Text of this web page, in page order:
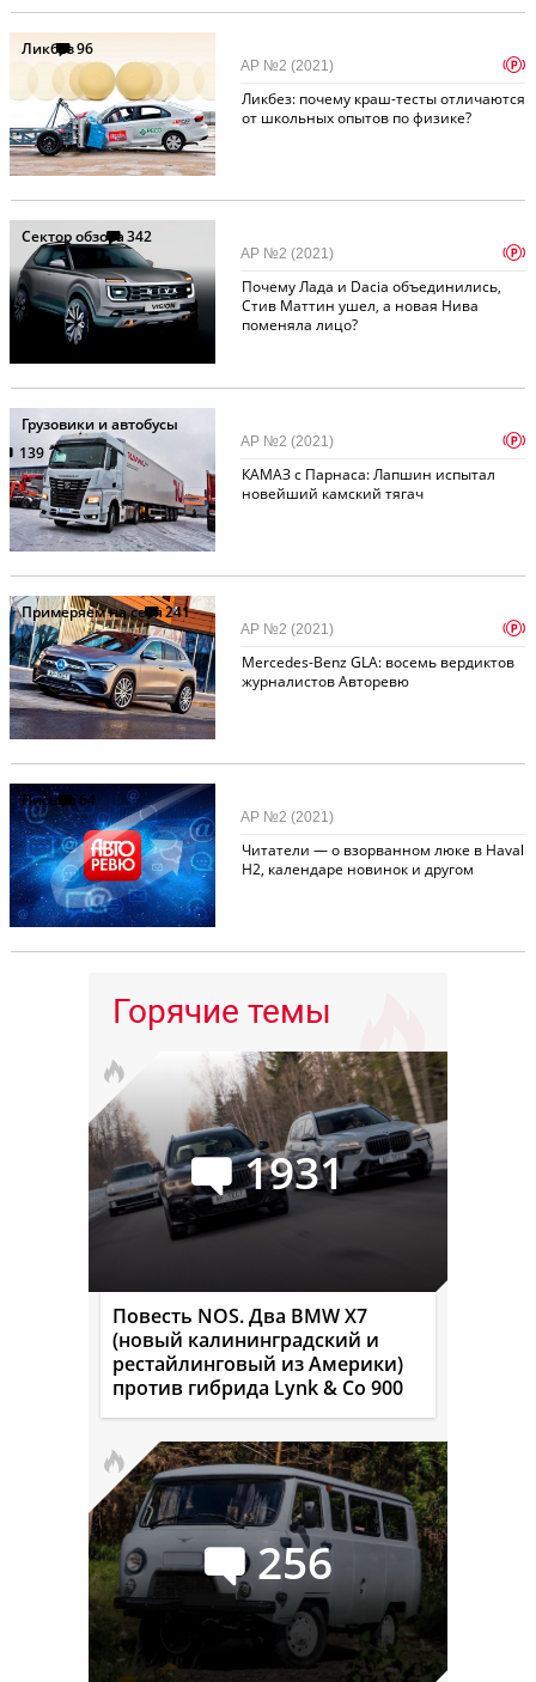
Ликбез96
Ликбез: почему краш-тесты отличаются
от школьных опытов по физике?
АР №2 (2021) p
Сектор обзора342
Почему Лада и Dacia объединились,
Стив Маттин ушел, а новая Нива
поменяла лицо?
АР №2 (2021) p
Грузовики и автобусы
139
КАМАЗ с Парнаса: Лапшин испытал
новейший камский тягач
АР №2 (2021) p
Примеряем на себя241
Mercedes-Benz GLA: восемь вердиктов
журналистов Авторевю
АР №2 (2021) p
Письма64
Читатели — о взорванном люке в Haval
H2, календаре новинок и другом
АР №2 (2021)
Горячие темы
1931
Повесть NOS. Два BMW X7
(новый калининградский и
рестайлинговый из Америки)
против гибрида Lynk & Co 900
256